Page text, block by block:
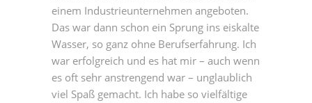
einem Industrieunternehmen angeboten.
Das war dann schon ein Sprung ins eiskalte
Wasser, so ganz ohne Berufserfahrung. Ich
war erfolgreich und es hat mir – auch wenn
es oft sehr anstrengend war – unglaublich
viel Spaß gemacht. Ich habe so vielfältige